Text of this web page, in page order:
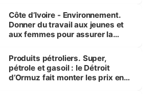
Côte d’Ivoire - Environnement.
Donner du travail aux jeunes et
aux femmes pour assurer la
menacées
Produits pétroliers. Super,
pétrole et gasoil : le Détroit
d’Ormuz fait monter les prix en